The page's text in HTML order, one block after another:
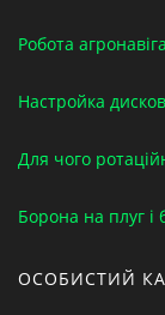
Робота
Настройка
Для чого
Борона на плуг і
ОСОБИСТИЙ